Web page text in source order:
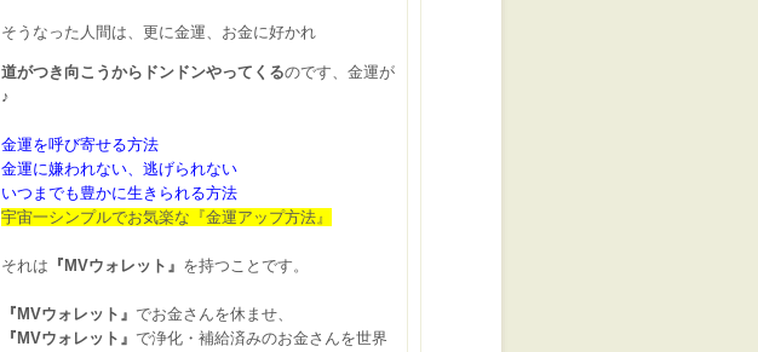
そうなった人間は、更に金運、お金に好かれ
道がつき向こうからドンドンやってくるのです、金運が
♪
金運を呼び寄せる方法
金運に嫌われない、逃げられない
いつまでも豊かに生きられる方法
宇宙一シンプルでお気楽な『金運アップ方法』
それは 『MVウォレット』 を持つことです。
『MVウォレット』 でお金さんを休ませ、
『MVウォレット』 で浄化・補給済みのお金さんを世界